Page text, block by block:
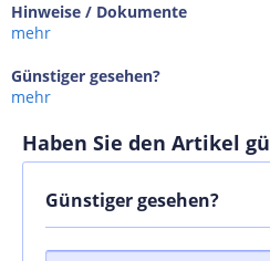
Hinweise / Dokumente
mehr
Günstiger gesehen?
mehr
Haben Sie den Artikel
Günstiger gesehen?